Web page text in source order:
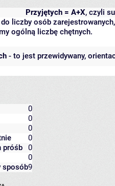
Przyjętych = A+X, czyli
liczby osób
ogólną liczbę chętnych.
- to jest przewidywany,
0
0
0
0
próśb
0
0
sposób9